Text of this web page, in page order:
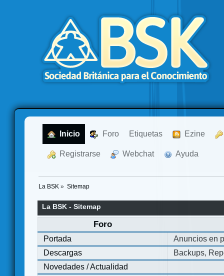
Inicio Foro Etiquetas Ezine
Registrarse Webchat Ayuda
La BSK » Sitemap
La BSK - Sitemap
Foro
Portada
Anuncios en
Descargas
Backups,
Novedades / Actualidad